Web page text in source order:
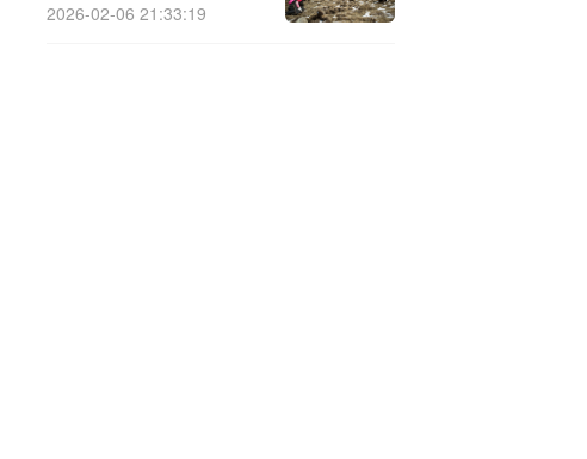
2026-02-06 21:33:19